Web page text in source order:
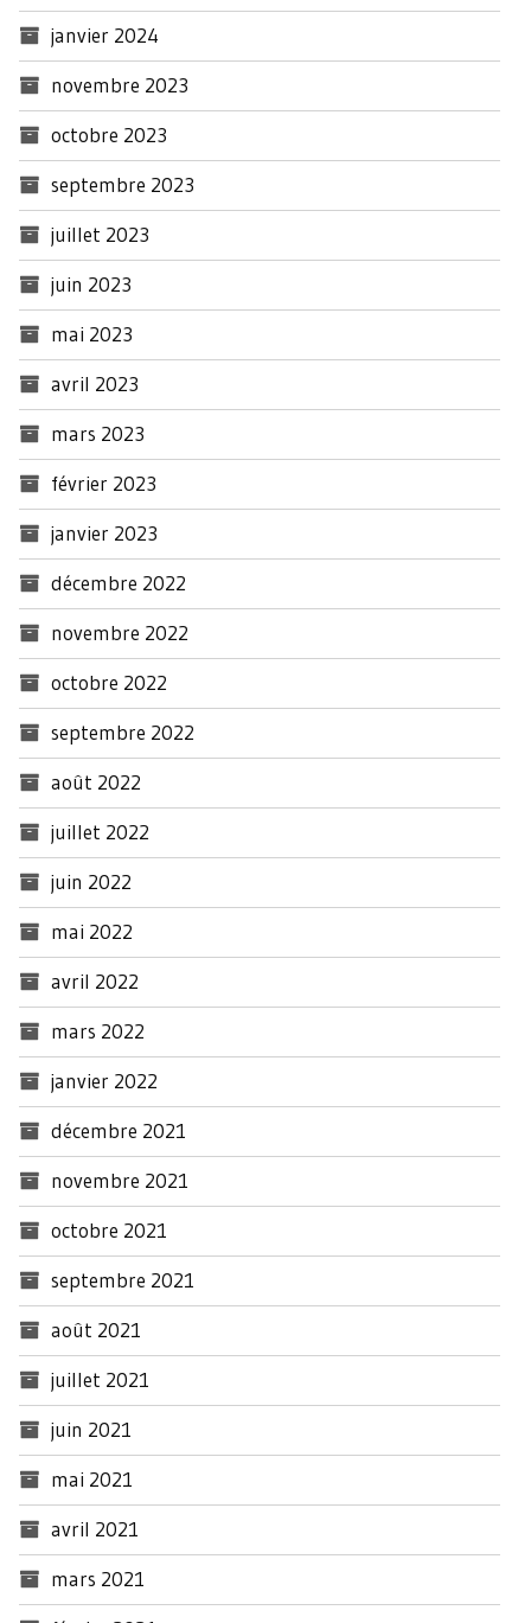
janvier 2024
novembre 2023
octobre 2023
septembre 2023
juillet 2023
juin 2023
mai 2023
avril 2023
mars 2023
février 2023
janvier 2023
décembre 2022
novembre 2022
octobre 2022
septembre 2022
août 2022
juillet 2022
juin 2022
mai 2022
avril 2022
mars 2022
janvier 2022
décembre 2021
novembre 2021
octobre 2021
septembre 2021
août 2021
juillet 2021
juin 2021
mai 2021
avril 2021
mars 2021